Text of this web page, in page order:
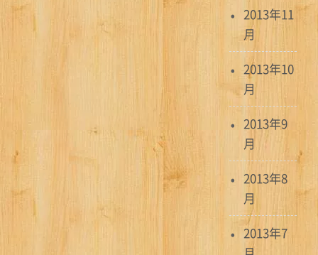
2013年11
月
2013年10
月
2013年9
月
2013年8
月
2013年7